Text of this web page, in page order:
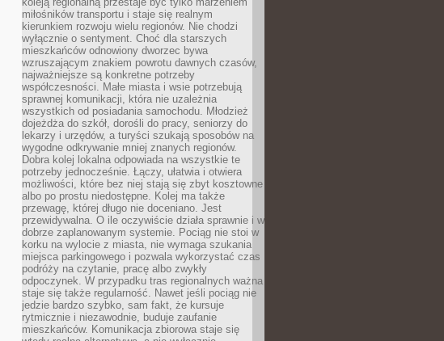
miłośników transportu i staje się realnym
kierunkiem rozwoju wielu regionów. Nie chodzi
wyłącznie o sentyment. Choć dla starszych
mieszkańców odnowiony dworzec bywa
wzruszającym znakiem powrotu dawnych czasów,
najważniejsze są konkretne potrzeby
współczesności. Małe miasta i wsie potrzebują
sprawnej komunikacji, która nie uzależnia
wszystkich od posiadania samochodu. Młodzież
dojeżdża do szkół, dorośli do pracy, seniorzy do
lekarzy i urzędów, a turyści szukają sposobów na
wygodne odkrywanie mniej znanych regionów.
Dobra kolej lokalna odpowiada na wszystkie te
potrzeby jednocześnie. Łączy, ułatwia i otwiera
możliwości, które bez niej stają się zbyt kosztowne
albo po prostu niedostępne. Kolej ma także
przewagę, której długo nie doceniano. Jest
przewidywalna. O ile oczywiście działa sprawnie i w
dobrze zaplanowanym systemie. Pociąg nie stoi w
korku na wylocie z miasta, nie wymaga szukania
miejsca parkingowego i pozwala wykorzystać czas
podróży na czytanie, pracę albo zwykły
odpoczynek. W przypadku tras regionalnych ważna
staje się także regularność. Nawet jeśli pociąg nie
jedzie bardzo szybko, sam fakt, że kursuje
rytmicznie i niezawodnie, buduje zaufanie
mieszkańców. Komunikacja zbiorowa staje się